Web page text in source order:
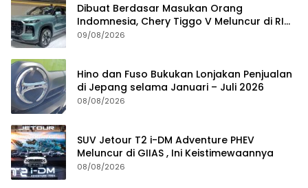
Dibuat Berdasar Masukan Orang
Indomnesia, Chery Tiggo V Meluncur di RI
Kuartal IV Tahun Ini
09/08/2026
Hino dan Fuso Bukukan Lonjakan Penjualan
di Jepang selama Januari – Juli 2026
08/08/2026
SUV Jetour T2 i-DM Adventure PHEV
Meluncur di GIIAS , Ini Keistimewaannya
08/08/2026